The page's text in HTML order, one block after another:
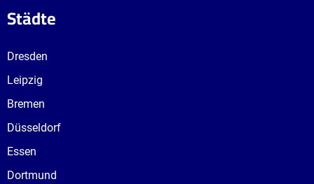
Städte
Dresden
Leipzig
Bremen
Düsseldorf
Essen
Dortmund